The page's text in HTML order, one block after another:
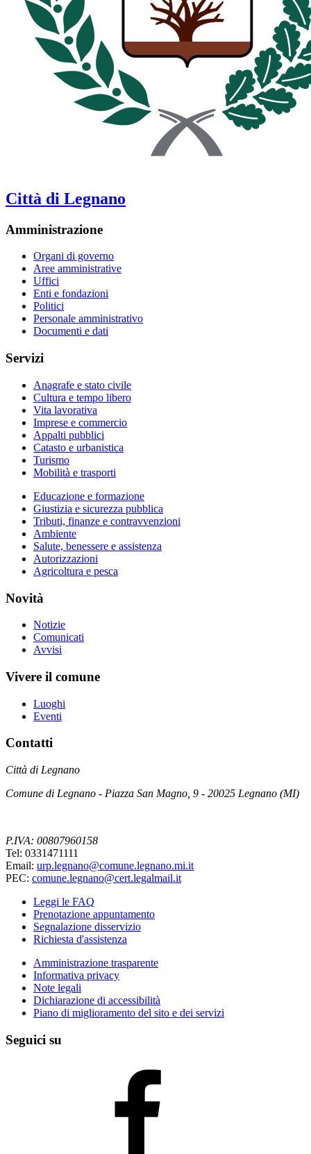
Città di Legnano
Amministrazione
Organi di governo
Aree amministrative
Uffici
Enti e fondazioni
Politici
Personale amministrativo
Documenti e dati
Servizi
Anagrafe e stato civile
Cultura e tempo libero
Vita lavorativa
Imprese e commercio
Appalti pubblici
Catasto e urbanistica
Turismo
Mobilità e trasporti
Educazione e formazione
Giustizia e sicurezza pubblica
Tributi, finanze e contravvenzioni
Ambiente
Salute, benessere e assistenza
Autorizzazioni
Agricoltura e pesca
Novità
Notizie
Comunicati
Avvisi
Vivere il comune
Luoghi
Eventi
Contatti
Città di Legnano
Comune di Legnano - Piazza San Magno, 9 - 20025 Legnano (MI)
P.IVA: 00807960158
Tel: 0331471111
Email: urp.legnano@comune.legnano.mi.it
PEC: comune.legnano@cert.legalmail.it
Leggi le FAQ
Prenotazione appuntamento
Segnalazione disservizio
Richiesta d'assistenza
Amministrazione trasparente
Informativa privacy
Note legali
Dichiarazione di accessibilità
Piano di miglioramento del sito e dei servizi
Seguici su